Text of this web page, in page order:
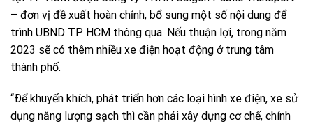
– đơn vị đề xuất hoàn chỉnh, bổ sung một số nội dung để
trình UBND TP HCM thông qua. Nếu thuận lợi, trong năm
2023 sẽ có thêm nhiều xe điện hoạt động ở trung tâm
thành phố.
“Ðể khuyến khích, phát triển hơn các loại hình xe điện, xe sử
dụng năng lượng sạch thì cần phải xây dựng cơ chế, chính